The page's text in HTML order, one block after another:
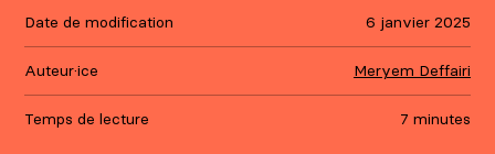
Date de modification 6 janvier 2025
Auteur·ice Meryem Deffairi
Temps de lecture 7 minutes